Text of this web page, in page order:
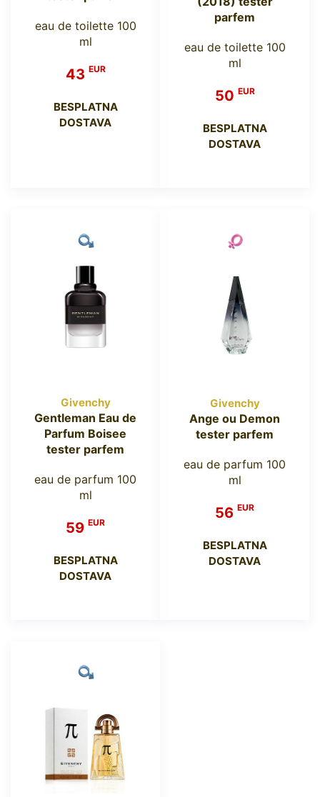
eau de toilette 100
ml
43 EUR
BESPLATNA
DOSTAVA
parfem
eau de toilette 100
ml
50 EUR
BESPLATNA
DOSTAVA
Givenchy
Gentleman Eau de
Parfum Boisee
tester parfem
eau de parfum 100
ml
59 EUR
BESPLATNA
DOSTAVA
Givenchy
Ange ou Demon
tester parfem
eau de parfum 100
ml
56 EUR
BESPLATNA
DOSTAVA